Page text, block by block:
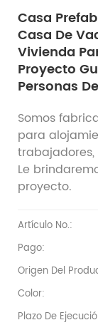
Casa
Casa De
Vivienda
Proyecto
Personas
Somos
para
trabajadores,
Le
proyecto.
Artículo No.:
Pago:
Origen Del
Color:
Plazo De